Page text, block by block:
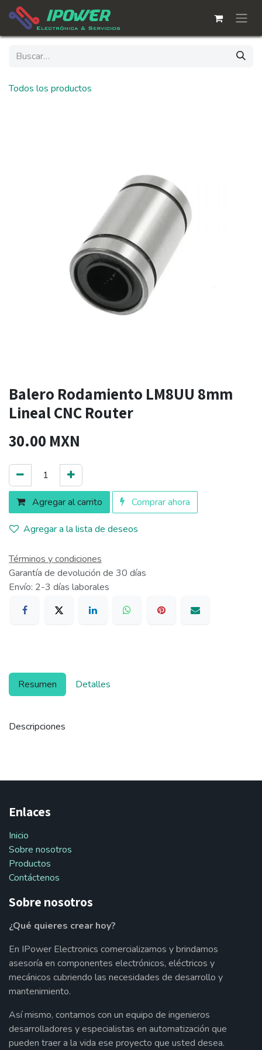
Ir al contenido
Todos los productos
Balero Rodamiento LM8UU 8mm
Lineal CNC Router
30.00 MXN
Agregar al carrito Comprar ahora
Agregar a la lista de deseos
Términos y condiciones
Garantía de devolución de 30 días
Envío: 2-3 días laborales
Resumen Detalles
Descripciones
Enlaces
Inicio
Sobre nosotros
Productos
Contáctenos
Sobre nosotros
¿Qué quieres crear hoy?
En IPower Electronics comercializamos y brindamos
asesoría en componentes electrónicos, eléctricos y
mecánicos cubriendo las necesidades de desarrollo y
mantenimiento.
Así mismo, contamos con un equipo de ingenieros
desarrolladores y especialistas en automatización que
pueden traer a la vida ese proyecto que usted desea.